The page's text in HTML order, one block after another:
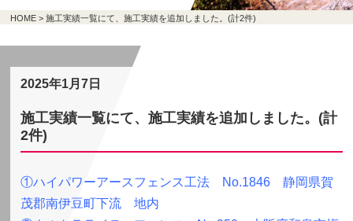
HOME 施工実績一覧にて、施工実績を追加しました。(計2件)
2025年1月7日
施工実績一覧にて、施工実績を追加しました。(計
2件)
①ハイパワーアースフェンス工法 No.1846 静岡県賀
茂郡南伊豆町下流 地内